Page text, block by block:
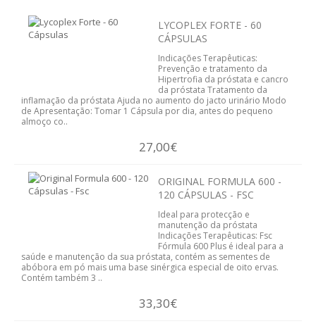
TOSTAS
CHOCOLATES
AROMOTERAPIA
SAÚDE
LYCOPLEX FORTE - 60
CÁPSULAS
Indicações Terapêuticas:
Prevenção e tratamento da
Hipertrofia da próstata e cancro
da próstata Tratamento da
inflamação da próstata Ajuda no aumento do jacto urinário Modo
de Apresentação: Tomar 1 Cápsula por dia, antes do pequeno
almoço co..
27,00€
ORIGINAL FORMULA 600 -
120 CÁPSULAS - FSC
Ideal para protecção e
manutenção da próstata
Indicações Terapêuticas: Fsc
Fórmula 600 Plus é ideal para a
saúde e manutenção da sua próstata, contém as sementes de
abóbora em pó mais uma base sinérgica especial de oito ervas.
Contém também 3 ..
33,30€